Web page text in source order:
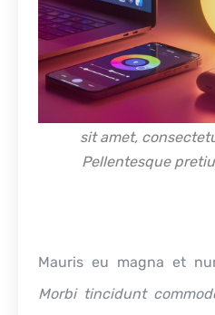
sit amet,
Pellentesque
Mauris eu magna et
Morbi tincidunt